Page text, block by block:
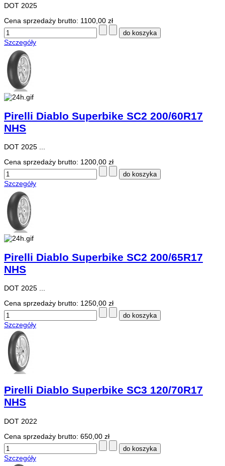
DOT 2025
Cena sprzedaży brutto: 1100,00 zł
Szczegóły
Pirelli Diablo Superbike SC2 200/60R17
NHS
DOT 2025 ...
Cena sprzedaży brutto: 1200,00 zł
Szczegóły
Pirelli Diablo Superbike SC2 200/65R17
NHS
DOT 2025 ...
Cena sprzedaży brutto: 1250,00 zł
Szczegóły
Pirelli Diablo Superbike SC3 120/70R17
NHS
DOT 2022
Cena sprzedaży brutto: 650,00 zł
Szczegóły